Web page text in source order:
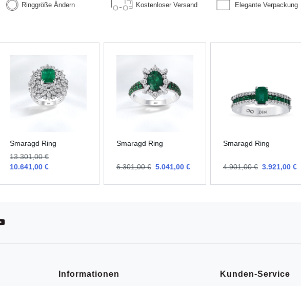
RinggrößeÄndern Kostenloser Versand Elegante Verpackung
Smaragd Ring
10.641,00 €
13.301,00 €
Smaragd Ring
5.041,00 €
6.301,00 €
Smaragd Ring
3.921,00 €
4.901,00 €
Informationen Kunden-Service